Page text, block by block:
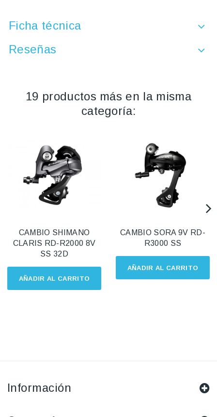
Ficha técnica
Reseñas
19 productos más en la misma
categoría:
AÑADIR AL CARRITO
CAMBIO SHIMANO
CLARIS RD-R2000 8V
SS 32D
AÑADIR AL CARRITO
CAMBIO SORA 9V RD-
R3000 SS
Información